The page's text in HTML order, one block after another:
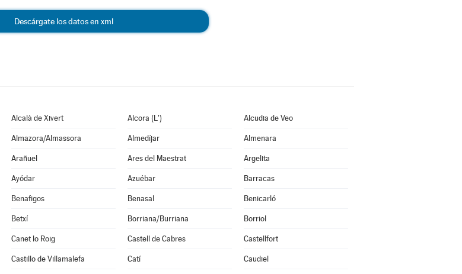
Descárgate los datos en xml
Alcalà de Xivert Alcora (L') Alcudia de Veo
Almazora/Almassora Almedíjar Almenara
Arañuel Ares del Maestrat Argelita
Ayódar Azuébar Barracas
Benafigos Benasal Benicarló
Betxí Borriana/Burriana Borriol
Canet lo Roig Castell de Cabres Castellfort
Castillo de Villamalefa Catí Caudiel